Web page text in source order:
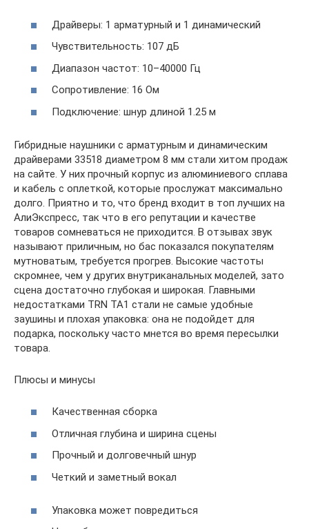
Драйверы: 1 арматурный и 1 динамический
Чувствительность: 107 дБ
Диапазон частот: 10–40000 Гц
Сопротивление: 16 Ом
Подключение: шнур длиной 1.25 м
Гибридные наушники с арматурным и динамическим
драйверами 33518 диаметром 8 мм стали хитом продаж
на сайте. У них прочный корпус из алюминиевого сплава
и кабель с оплеткой, которые прослужат максимально
долго. Приятно и то, что бренд входит в топ лучших на
АлиЭкспресс, так что в его репутации и качестве
товаров сомневаться не приходится. В отзывах звук
называют приличным, но бас показался покупателям
мутноватым, требуется прогрев. Высокие частоты
скромнее, чем у других внутриканальных моделей, зато
сцена достаточно глубокая и широкая. Главными
недостатками TRN TA1 стали не самые удобные
заушины и плохая упаковка: она не подойдет для
подарка, поскольку часто мнется во время пересылки
товара.
Плюсы и минусы
Качественная сборка
Отличная глубина и ширина сцены
Прочный и долговечный шнур
Четкий и заметный вокал
Упаковка может повредиться